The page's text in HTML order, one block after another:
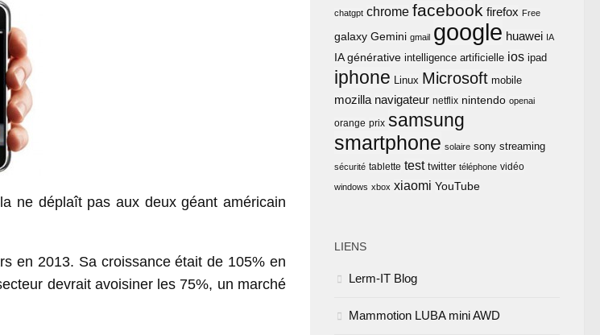
ne déplaît pas aux deux géant américain
en 2013. Sa croissance était de 105% en
devrait avoisiner les 75%, un marché
chatgpt chrome facebook firefox Free
galaxy Gemini gmail google huawei IA
IA générative intelligence artificielle ios ipad
iphone Linux Microsoft mobile
mozilla navigateur netflix nintendo openai
orange prix samsung
smartphone solaire sony streaming
sécurité tablette test twitter téléphone vidéo
windows xbox xiaomi YouTube
LIENS
Lerm-IT Blog
Mammotion LUBA mini AWD